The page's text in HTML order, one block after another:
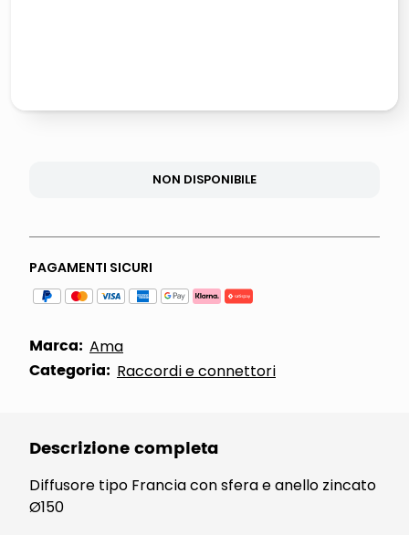
NON DISPONIBILE
PAGAMENTI SICURI
Marca: Ama
Categoria: Raccordi e connettori
Descrizione completa
Diffusore tipo Francia con sfera e anello zincato
Ø150